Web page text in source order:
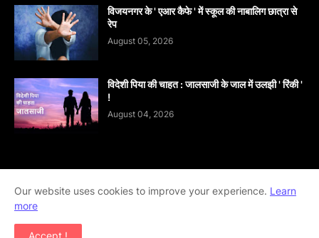
विजयनगर के ' एआर कैफे ' में स्कूल की नाबालिग छात्रा से
रेप
August 05, 2026
विदेशी पिया की चाहत : जालसाजी के जाल में उलझी ' रिंकी '
!
August 04, 2026
Home About contact-us
Disclaimer
Our website uses cookies to improve your experience. Learn
more
Accept !